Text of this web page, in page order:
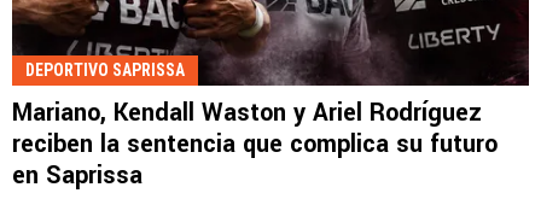
DEPORTIVO SAPRISSA
Mariano, Kendall Waston y Ariel Rodríguez
reciben la sentencia que complica su futuro
en Saprissa